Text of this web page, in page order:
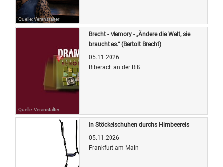
Quelle: Veranstalter
Quelle: Veranstalter
Brecht - Memory - „Ändere die Welt, sie
braucht es.“ (Bertolt Brecht)
05.11.2026
Biberach an der Riß
In Stöckelschuhen durchs Himbeereis
05.11.2026
Frankfurt am Main